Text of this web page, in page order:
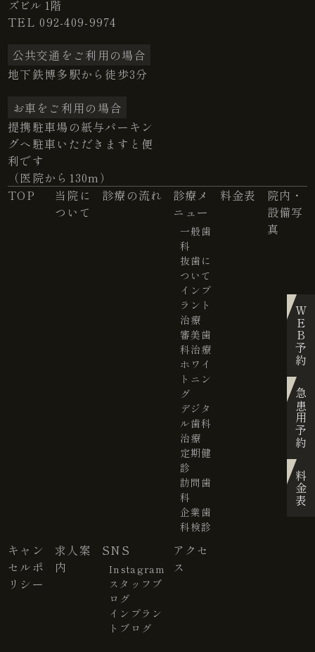
WEB予約
急患用予約
料金表
ズビル 1階
TEL092-409-9974
公共交通をご利用の場合
地下鉄博多駅から徒歩3分
お車をご利用の場合
提携駐車場の紙与パーキン
グへ駐車いただきますと便
利です
（医院から130m）
TOP
当院に
ついて
診療の流れ
診療メ
ニュー
一般歯
科
抜歯に
ついて
インプ
ラント
治療
審美歯
科治療
ホワイ
トニン
グ
デジタ
ル歯科
治療
定期健
診
訪問歯
科
企業歯
科検診
料金表
院内・
設備写
真
キャン
セルポ
リシー
求人案
内
SNS
Instagram
スタッフブ
ログ
インプラン
トブログ
アクセ
ス